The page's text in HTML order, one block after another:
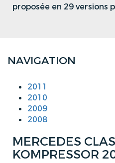
proposée en 29 versions
NAVIGATION
2011
2010
2009
2008
MERCEDES
KOMPRESSOR